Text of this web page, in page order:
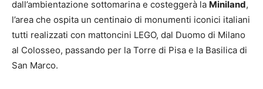
dall’ambientazione sottomarina e costeggerà la Miniland,
l’area che ospita un centinaio di monumenti iconici italiani
tutti realizzati con mattoncini LEGO, dal Duomo di Milano
al Colosseo, passando per la Torre di Pisa e la Basilica di
San Marco.